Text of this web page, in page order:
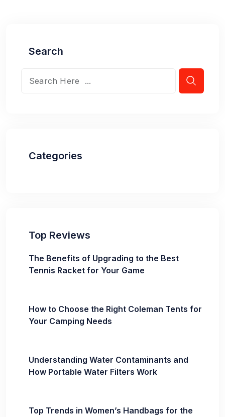
Search
Categories
Top Reviews
The Benefits of Upgrading to the Best
Tennis Racket for Your Game
How to Choose the Right Coleman Tents for
Your Camping Needs
Understanding Water Contaminants and
How Portable Water Filters Work
Top Trends in Women’s Handbags for the